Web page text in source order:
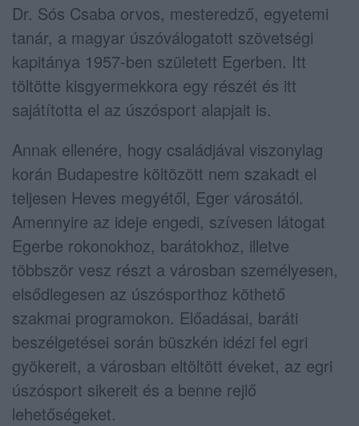
Dr. Sós Csaba orvos, mesteredző, egyetemi
tanár, a magyar úszóválogatott szövetségi
kapitánya 1957-ben született Egerben. Itt
töltötte kisgyermekkora egy részét és itt
sajátította el az úszósport alapjait is.
Annak ellenére, hogy családjával viszonylag
korán Budapestre költözött nem szakadt el
teljesen Heves megyétől, Eger városától.
Amennyire az ideje engedi, szívesen látogat
Egerbe rokonokhoz, barátokhoz, illetve
többször vesz részt a városban személyesen,
elsődlegesen az úszósporthoz köthető
szakmai programokon. Előadásai, baráti
beszélgetései során büszkén idézi fel egri
gyökereit, a városban eltöltött éveket, az egri
úszósport sikereit és a benne rejlő
lehetőségeket.